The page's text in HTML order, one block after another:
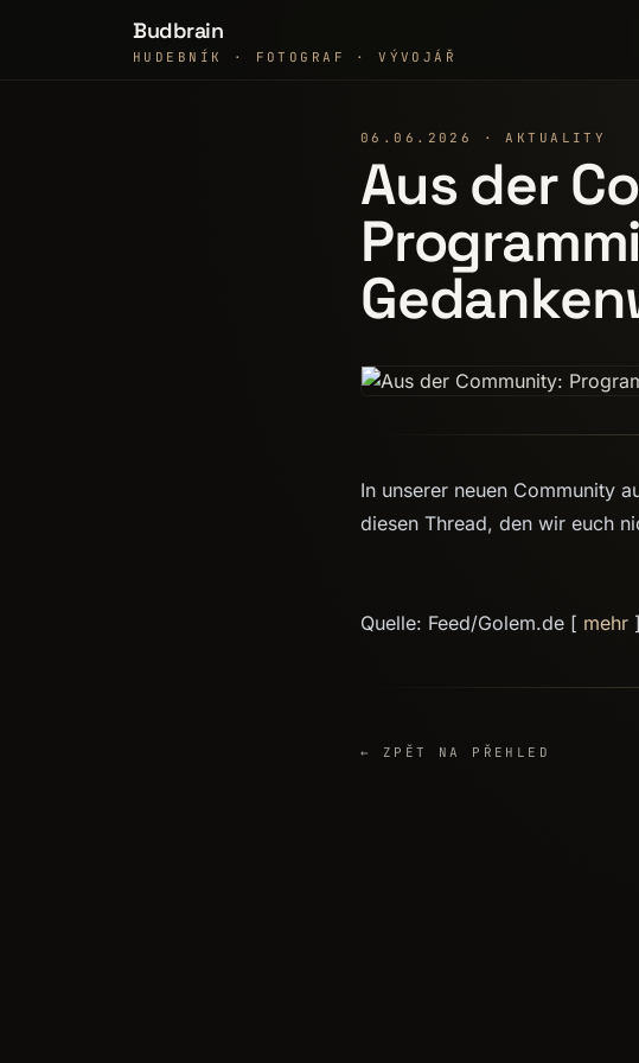
Budbrain
HUDEBNÍK · FOTOGRAF · VÝVOJÁŘ
06.06.2026 · AKTUALITY
Aus der
In unserer neuen Community
diesen Thread, den wir euch
Quelle: Feed/Golem.de [ mehr ]
← ZPĚT NA PŘEHLED